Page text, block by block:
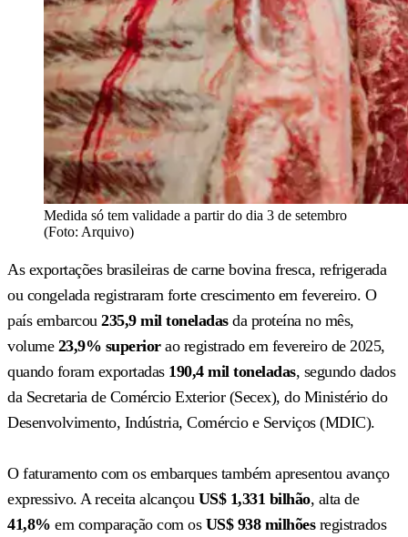
Medida só tem validade a partir do dia 3 de setembro
(Foto: Arquivo)
As exportações brasileiras de carne bovina fresca, refrigerada
ou congelada registraram forte crescimento em fevereiro. O
país embarcou 235,9 mil toneladasda proteína no mês,
volume 23,9% superiorao registrado em fevereiro de 2025,
quando foram exportadas 190,4 mil toneladas, segundo dados
da Secretaria de Comércio Exterior (Secex), do Ministério do
Desenvolvimento, Indústria, Comércio e Serviços (MDIC).
O faturamento com os embarques também apresentou avanço
expressivo. A receita alcançou US$ 1,331 bilhão, alta de
41,8% em comparação com os US$ 938 milhõesregistrados